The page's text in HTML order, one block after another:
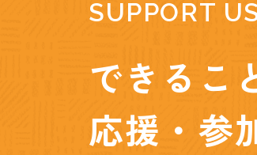
SUPPORT
できるこ
応援・参